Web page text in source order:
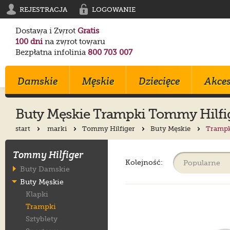
REJESTRACJA LOGOWANIE
Dostawa i Zwrot Gratis
100 dnina zwrot towaru
Bezpłatna infolinia 800 703 007
Damskie
Sandały
Na Obcasie
Trampki
Sportowe
Botki
Półbuty
Converse
Crocs
Maciejka
Męskie
Trampki
Sztyblety
Sportowe
Półbuty
Sandały
Glany
Blundstone
Converse
Skechers
Dziecięce
Sportowe
Klapki
Sandałki
Kozaki
Trzewiki
Balerinki
Crocs
Birkenstock
Geox
Buty Męskie Trampki Tommy
start marki Tommy Hilfiger Buty Męskie
Tommy Hilfiger
Buty Damskie
Buty Męskie
Klapki
Trampki
Sztyblety
Kolejność: